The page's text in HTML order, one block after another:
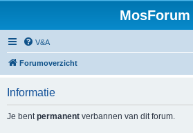
MosForum
V&A
Forumoverzicht
Informatie
Je bentpermanent verbannen van dit forum.